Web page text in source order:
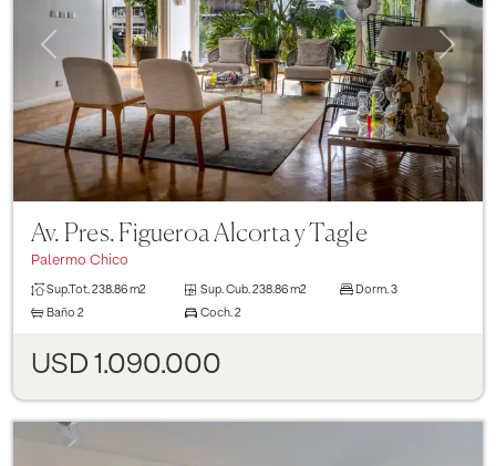
Previous Next
Av. Pres. Figueroa Alcorta y Tagle
Palermo Chico
Sup.Tot. 238.86 m2 Sup. Cub. 238.86 m2 Dorm. 3
Baño 2 Coch. 2
USD 1.090.000